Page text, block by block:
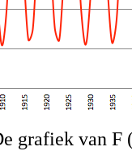
grafiek van F